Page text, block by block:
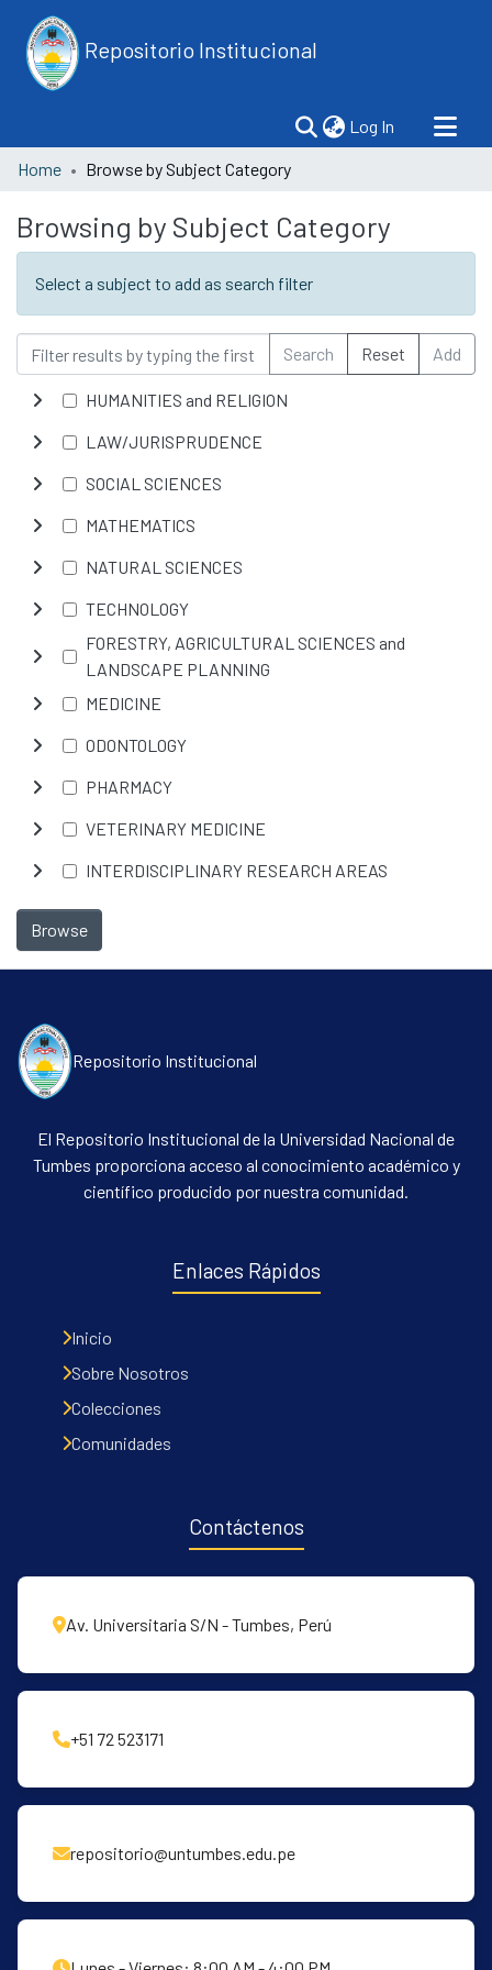
Repositorio Institucional
Log In (current)
Communities & Collections
Home Browse by Subject Category
Browsing by Subject Category
Select a subject to add as search filter
Search Reset Add
HUMANITIES and RELIGION
LAW/JURISPRUDENCE
SOCIAL SCIENCES
MATHEMATICS
NATURAL SCIENCES
TECHNOLOGY
FORESTRY, AGRICULTURAL SCIENCES and
LANDSCAPE PLANNING
MEDICINE
ODONTOLOGY
PHARMACY
VETERINARY MEDICINE
INTERDISCIPLINARY RESEARCH AREAS
Browse
Repositorio Institucional
El Repositorio Institucional de la Universidad Nacional de
Tumbes proporciona acceso al conocimiento académico y
científico producido por nuestra comunidad.
Enlaces Rápidos
Inicio
Sobre Nosotros
Colecciones
Comunidades
Contáctenos
Av. Universitaria S/N - Tumbes, Perú
+51 72 523171
repositorio@untumbes.edu.pe